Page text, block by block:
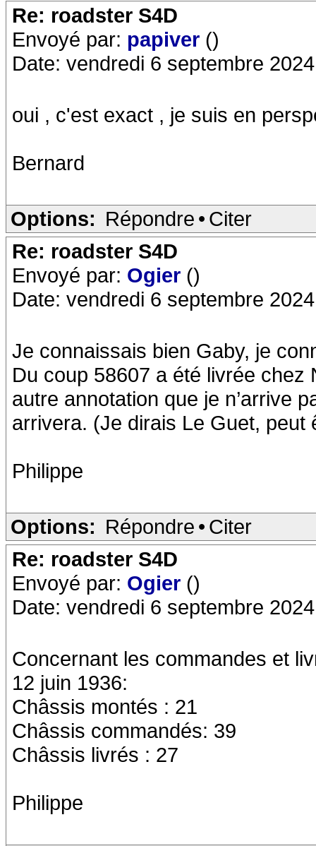
Re: roadster S4D
Envoyé par: papiver ()
Date: vendredi 6 septembre
oui , c'est exact , je suis en
Bernard
Options: Répondre • Citer
Re: roadster S4D
Envoyé par: Ogier ()
Date: vendredi 6 septembre
Je connaissais bien Gaby, je
Du coup 58607 a été livrée
autre annotation que je n’arrive
arrivera. (Je dirais Le Guet, peut
Philippe
Options: Répondre • Citer
Re: roadster S4D
Envoyé par: Ogier ()
Date: vendredi 6 septembre
Concernant les commandes et
12 juin 1936:
Châssis montés : 21
Châssis commandés: 39
Châssis livrés : 27
Philippe